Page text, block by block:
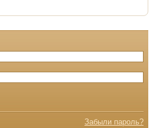
Забыли пароль?